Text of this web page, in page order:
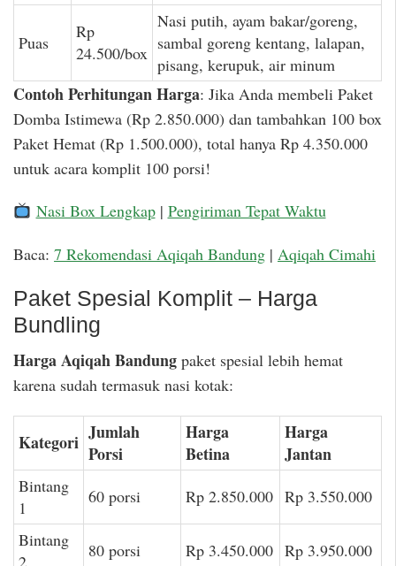
Puas
Rp
24.500/box
Nasi putih, ayam bakar/goreng,
sambal goreng kentang, lalapan,
pisang, kerupuk, air minum
Contoh Perhitungan Harga: Jika Anda membeli Paket
Domba Istimewa (Rp 2.850.000) dan tambahkan 100 box
Paket Hemat (Rp 1.500.000), total hanya Rp 4.350.000
untuk acara komplit 100 porsi!
Nasi Box Lengkap| Pengiriman Tepat Waktu
Baca: 7 Rekomendasi Aqiqah Bandung | Aqiqah Cimahi
Paket Spesial Komplit – Harga
Bundling
Harga Aqiqah Bandung paket spesial lebih hemat
karena sudah termasuk nasi kotak:
Kategori Jumlah
Porsi
Harga
Betina
Harga
Jantan
Bintang
1
60 porsi Rp 2.850.000 Rp 3.550.000
Bintang
2
80 porsi Rp 3.450.000 Rp 3.950.000